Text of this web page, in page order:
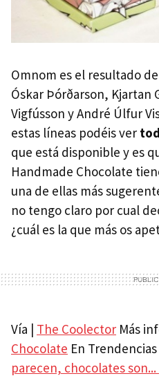
Omnom es el resultado
Óskar Þórðarson, Kjartan
Vigfússon y André Úlfur
estas líneas podéis ver
que está disponible y es
Handmade Chocolate
una de ellas más
no tengo claro por cual
¿cuál es la que más os
Vía | The Coolector Más
Chocolate En
parecen, chocolates